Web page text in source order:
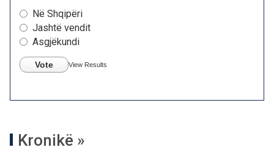
Në Shqipëri
Jashtë vendit
Asgjëkundi
Vote View Results
Kronikë »